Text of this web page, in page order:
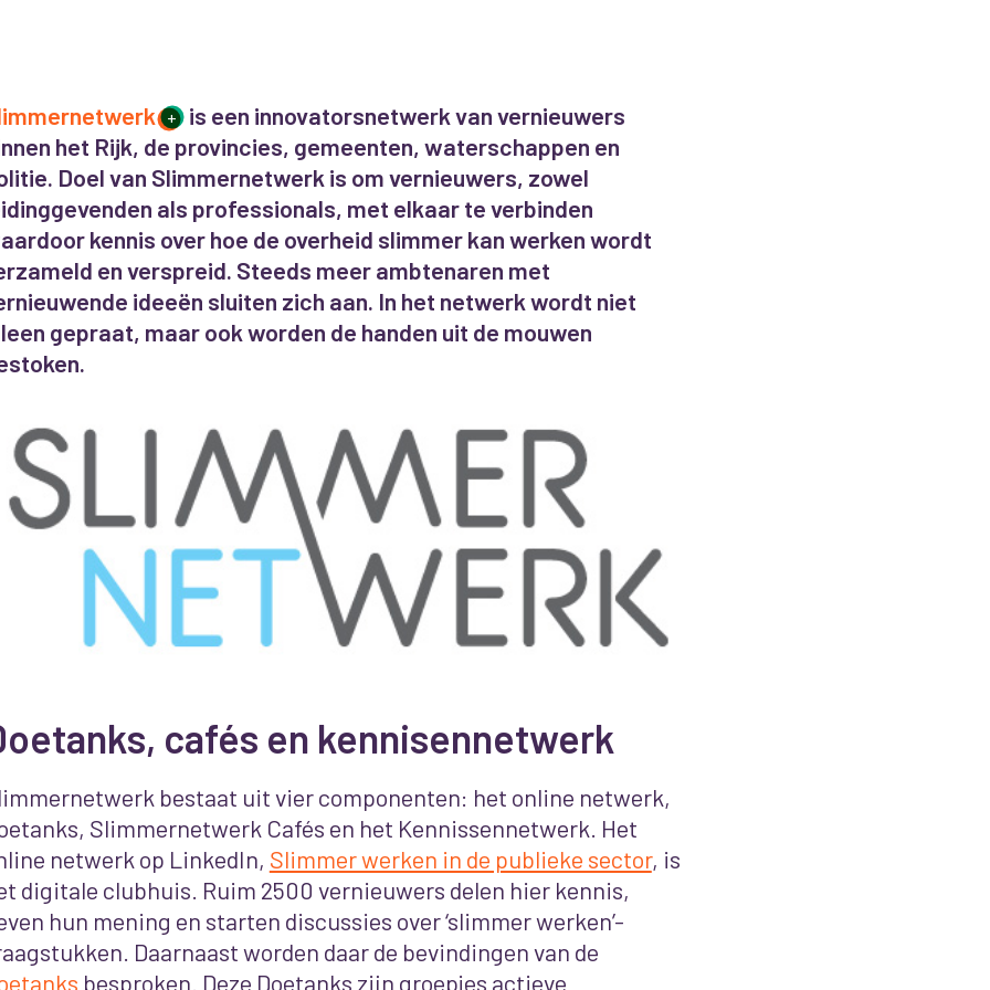
+ is een innovatorsnetwerk van vernieuwers
het Rijk, de provincies, gemeenten, waterschappen en
Doel van Slimmernetwerk is om vernieuwers, zowel
als professionals, met elkaar te verbinden
kennis over hoe de overheid slimmer kan werken wordt
en verspreid. Steeds meer ambtenaren met
ideeën sluiten zich aan. In het netwerk wordt niet
gepraat, maar ook worden de handen uit de mouwen
cafés en kennisennetwerk
bestaat uit vier componenten: het online netwerk,
Slimmernetwerk Cafés en het Kennissennetwerk. Het
netwerk op LinkedIn, Slimmer werken in de publieke sector, is
digitale clubhuis. Ruim 2500 vernieuwers delen hier kennis,
hun mening en starten discussies over ‘slimmer werken’-
Daarnaast worden daar de bevindingen van de
besproken. Deze Doetanks zijn groepjes actieve